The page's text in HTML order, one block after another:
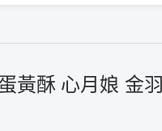
黃酥 心月娘 金羽